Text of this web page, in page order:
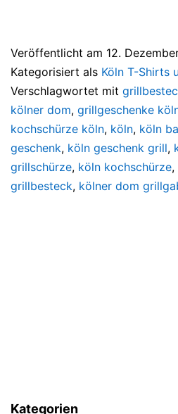
Veröffentlicht am 12.
Kategorisiert als Köln T-Shirts
Verschlagwortet mit
kölner dom, grillgeschenke
kochschürze köln, köln, köln
geschenk, köln geschenk grill,
grillschürze, köln kochschürze,
grillbesteck, kölner dom
Kategorien